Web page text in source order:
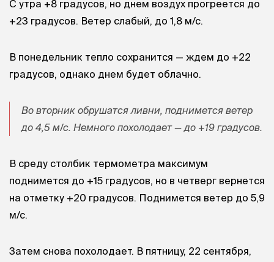
С утра +8 градусов, но днем воздух прогреется до
+23 градусов. Ветер слабый, до 1,8 м/с.
В понедельник тепло сохранится — ждем до +22
градусов, однако днем будет облачно.
Во вторник обрушатся ливни, поднимется ветер
до 4,5 м/с. Немного похолодает — до +19 градусов.
В среду столбик термометра максимум
поднимется до +15 градусов, но в четверг вернется
на отметку +20 градусов. Поднимется ветер до 5,9
м/с.
Затем снова похолодает. В пятницу, 22 сентября,